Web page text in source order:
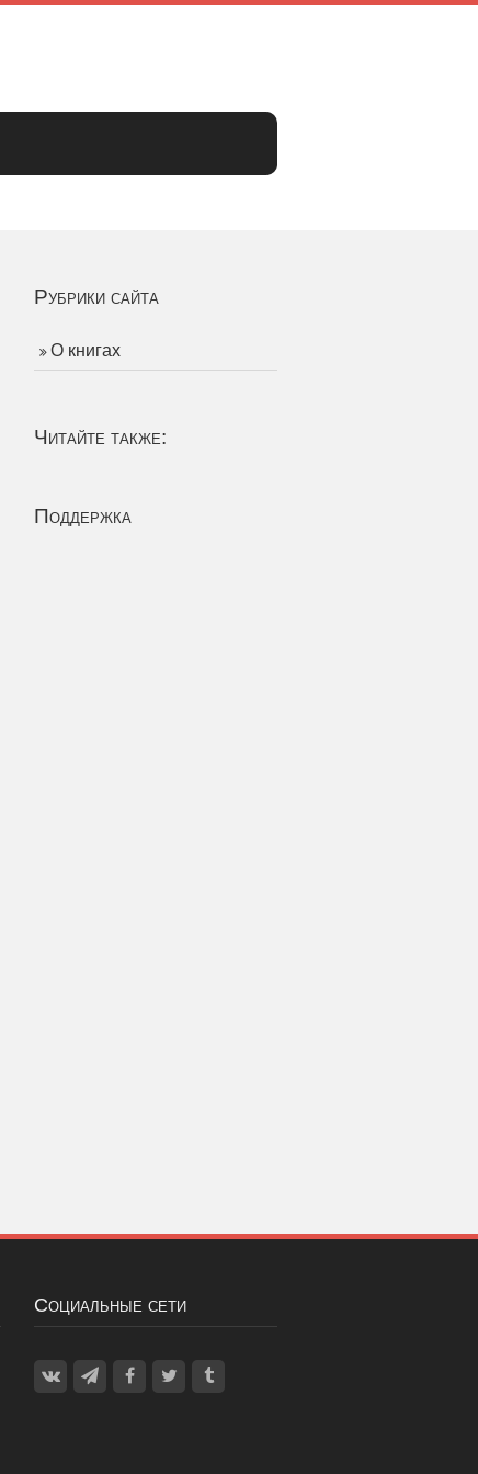
Рубрики сайта
О книгах
Читайте также:
Поддержка
Социальные сети